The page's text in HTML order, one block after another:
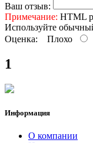
Ваш отзыв:
Примечание: HTML
Используйте
Оценка: Плохо
1
Информация
О компании